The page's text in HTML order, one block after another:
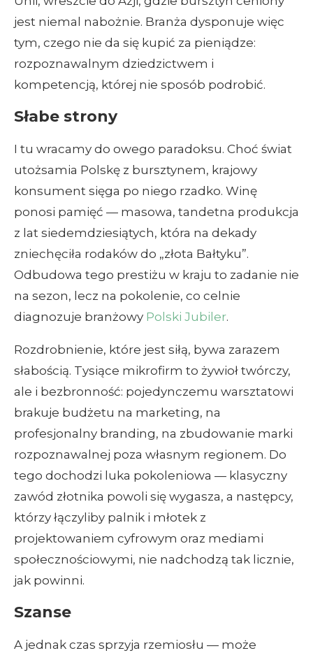
jest niemal nabożnie. Branża dysponuje więc
tym, czego nie da się kupić za pieniądze:
rozpoznawalnym dziedzictwem i
kompetencją, której nie sposób podrobić.
Słabe strony
I tu wracamy do owego paradoksu. Choć świat
utożsamia Polskę z bursztynem, krajowy
konsument sięga po niego rzadko. Winę
ponosi pamięć — masowa, tandetna produkcja
z lat siedemdziesiątych, która na dekady
zniechęciła rodaków do „złota Bałtyku”.
Odbudowa tego prestiżu w kraju to zadanie nie
na sezon, lecz na pokolenie, co celnie
diagnozuje branżowy Polski Jubiler.
Rozdrobnienie, które jest siłą, bywa zarazem
słabością. Tysiące mikrofirm to żywioł twórczy,
ale i bezbronność: pojedynczemu warsztatowi
brakuje budżetu na marketing, na
profesjonalny branding, na zbudowanie marki
rozpoznawalnej poza własnym regionem. Do
tego dochodzi luka pokoleniowa — klasyczny
zawód złotnika powoli się wygasza, a następcy,
którzy łączyliby palnik i młotek z
projektowaniem cyfrowym oraz mediami
społecznościowymi, nie nadchodzą tak licznie,
jak powinni.
Szanse
A jednak czas sprzyja rzemiosłu — może